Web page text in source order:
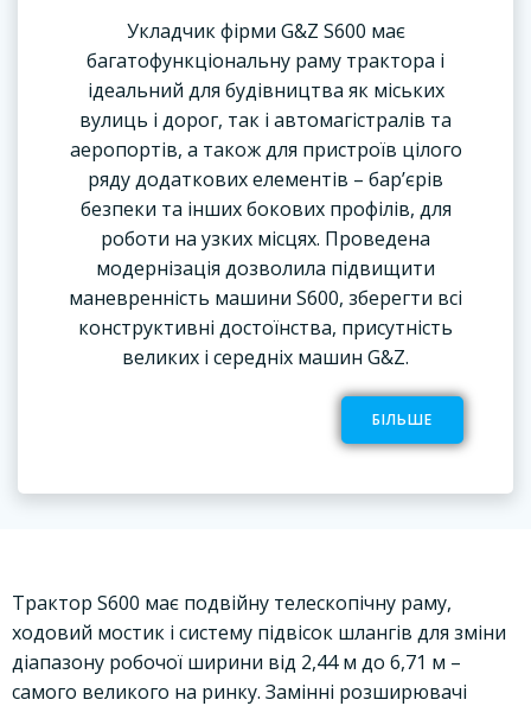
Укладчик фірми G&Z S600 має
багатофункціональну раму трактора і
ідеальний для будівництва як міських
вулиць і дорог, так і автомагістралів та
аеропортів, а також для пристроїв цілого
ряду додаткових елементів – бар’єрів
безпеки та інших бокових профілів, для
роботи на узких місцях. Проведена
модернізація дозволила підвищити
маневренність машини S600, зберегти всі
конструктивні достоїнства, присутність
великих і середніх машин G&Z.
БІЛЬШЕ
Трактор S600 має подвійну телескопічну раму,
ходовий мостик і систему підвісок шлангів для зміни
діапазону робочої ширини від 2,44 м до 6,71 м –
самого великого на ринку. Замінні розширювачі